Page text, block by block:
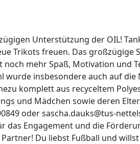
Unterstützung der OIL!
Trikots freuen. Das großzügige
noch mehr Spaß, Motivation und
wurde insbesondere auch auf
komplett aus recyceltem
und Mädchen sowie deren
oder sascha.dauks@tus-
das Engagement und die
Du liebst Fußball und